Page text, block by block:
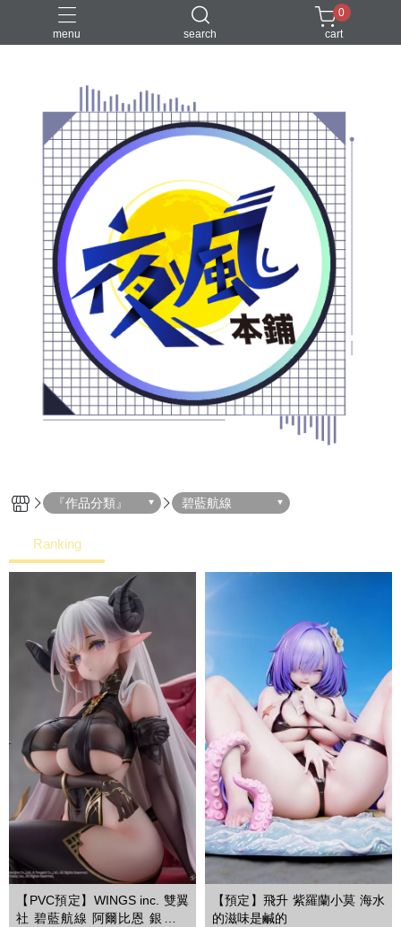
menu search
0
cart
『作品分類』 碧藍航線
Ranking
【PVC預定】WINGS inc. 雙翼
社 碧藍航線 阿爾比恩 銀月下
【預定】飛升 紫羅蘭小莫 海水
的滋味是鹹的